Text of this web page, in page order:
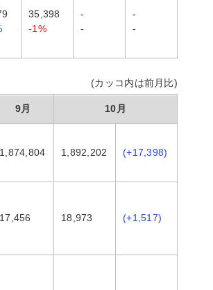
35,398
-1%
-
-
-
-
(カッコ内は前月比)
9月 10月
1,874,804 1,892,202 (+17,398)
17,456 18,973 (+1,517)